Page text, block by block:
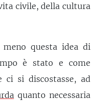
civile, della cultura
questa idea di
è stato e come
si discostasse, ad
quanto necessaria